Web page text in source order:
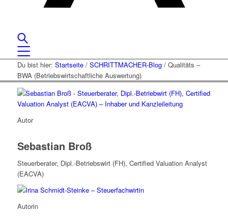
Du bist hier: Startseite / SCHRITTMACHER-Blog / Qualitäts –
BWA (Betriebswirtschaftliche Auswertung)
Autor
Sebastian Broß
Steuerberater, Dipl.-Betriebswirt (FH), Certified Valuation Analyst
(EACVA)
Autorin